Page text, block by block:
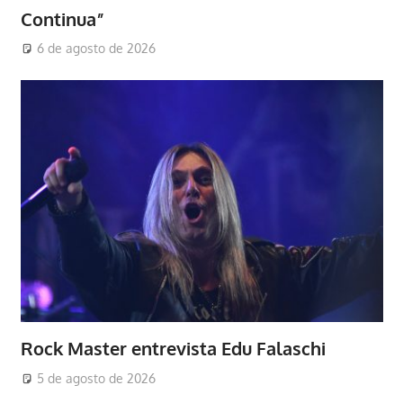
Continua”
6 de agosto de 2026
Rock Master entrevista Edu Falaschi
5 de agosto de 2026